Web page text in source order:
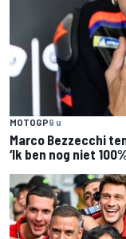
MOTOGP9 u
Marco Bezzecchi
‘Ik ben nog niet